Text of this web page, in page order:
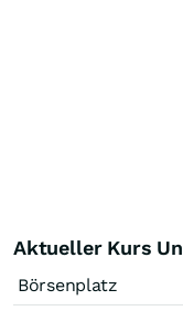
Aktueller Kurs
Börsenplatz